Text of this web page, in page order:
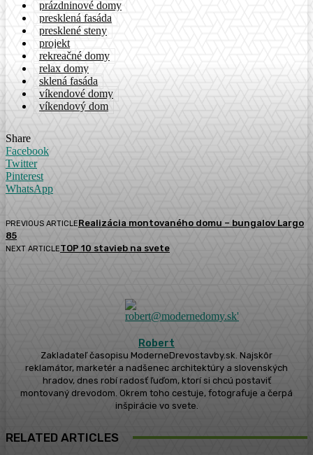
prázdninové domy
presklená fasáda
presklené steny
projekt
rekreačné domy
relax domy
sklená fasáda
víkendové domy
víkendový dom
Share
Facebook
Twitter
Pinterest
WhatsApp
PREVIOUS ARTICLERealizácia montovaného domu – bungalov Largo
85
NEXT ARTICLETOP 10 stavieb na svete
Robert
Zakladateľ časopisu ModerneDrevostavby.sk. Najskôr
reklamátor, marketér a nadšenec architektúry a slovenských
hradov, dnes robí radosť ľuďom, ktorí si chcú postaviť
montovaný drevodom. Okrem toho cestuje, fotografuje a čerpá
inšpirácie vo svete.
RELATED ARTICLES